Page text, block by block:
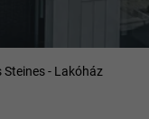
Steines - Lakóház